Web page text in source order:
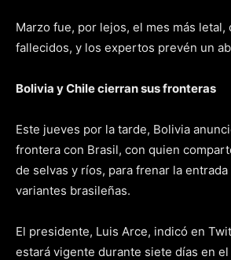
Marzo fue, por lejos, el mes más letal,
fallecidos, y los expertos prevén un
Bolivia y Chile cierran sus fronteras
Este jueves por la tarde, Bolivia
frontera con Brasil, con quien
de selvas y ríos, para frenar la entrada
variantes brasileñas.
El presidente, Luis Arce, indicó en
estará vigente durante siete días en el